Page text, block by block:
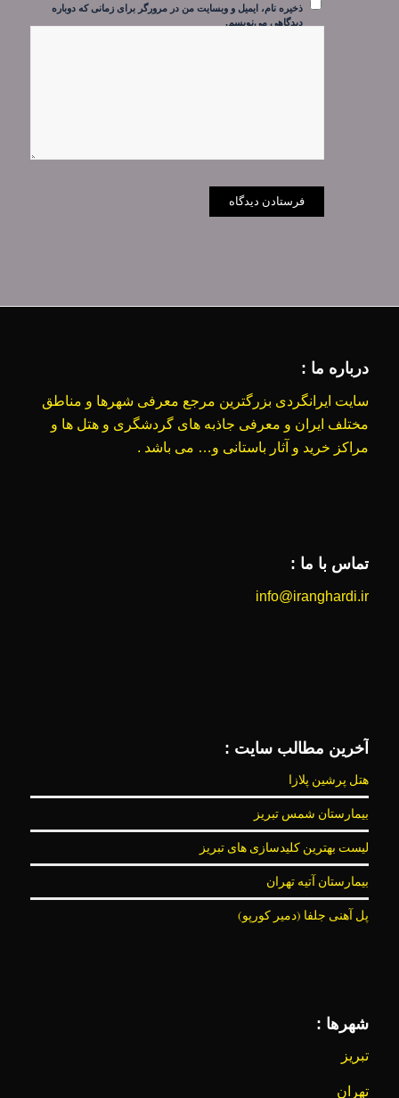
ذخیره نام، ایمیل و وبسایت من در مرورگر برای زمانی که دوباره
دیدگاهی می‌نویسم.
درباره ما :
سایت ایرانگردی بزرگترین مرجع معرفی شهرها و مناطق
مختلف ایران و معرفی جاذبه های گردشگری و هتل ها و
مراکز خرید و آثار باستانی و… می باشد .
تماس با ما :
info@iranghardi.ir
آخرین مطالب سایت :
هتل پرشین پلازا
بیمارستان شمس تبریز
لیست بهترین کلیدسازی های تبریز
بیمارستان آتیه تهران
پل آهنی جلفا (دمیر کورپو)
شهرها :
تبریز
تهران